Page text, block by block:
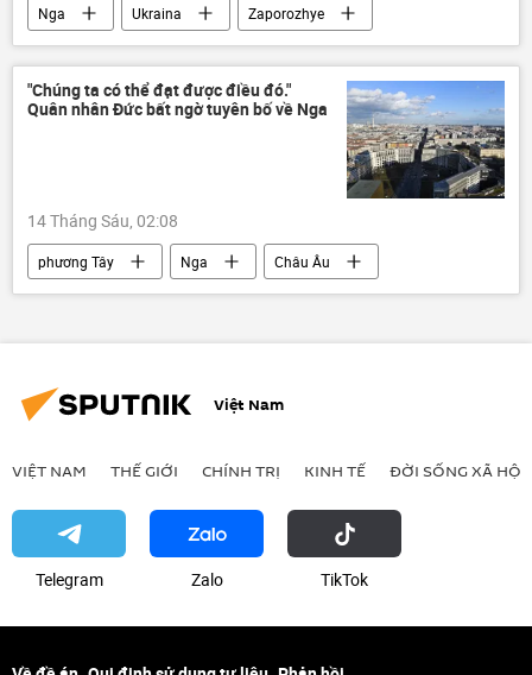
Nga Ukraina
Zaporozhye
nhà máy điện hạt nhân
Thế giới
xung đột quân sự
"Chúng ta có thể đạt được điều đó."
Quân nhân Đức bất ngờ tuyên bố về Nga
14 Tháng Sáu, 02:08
phương Tây Nga
Châu Âu
Đức
EU
Thế giới
Việt Nam
VIỆT NAM THẾ GIỚI CHÍNH TRỊ KINH TẾ ĐỜI SỐNG XÃ HỘI
Telegram Zalo ТikТоk